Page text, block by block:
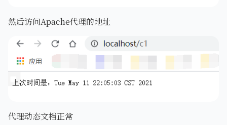
然后访问Apache代理的地址
代理动态文档正常